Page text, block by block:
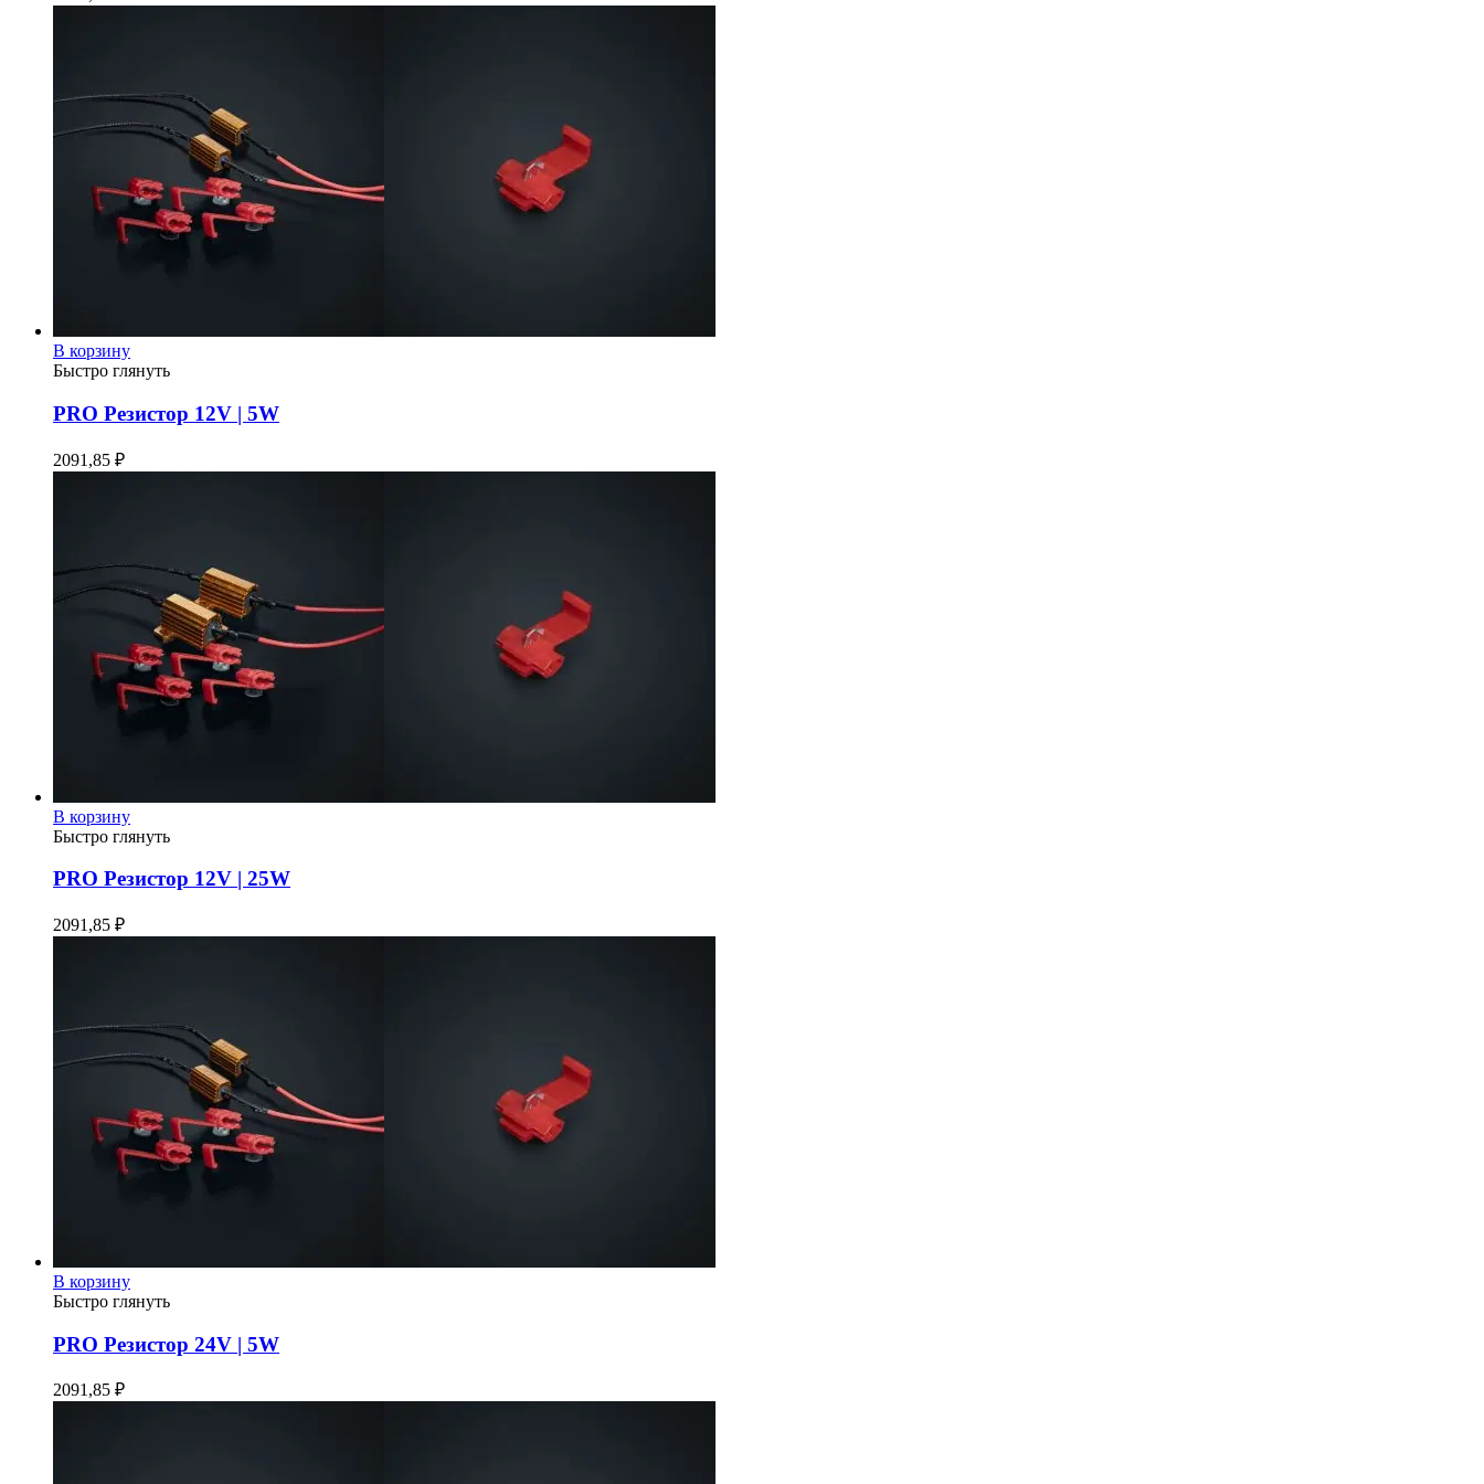
В корзину
Быстро глянуть
PRO Резистор 12V | 5W
2091,85 ₽
В корзину
Быстро глянуть
PRO Резистор 12V | 25W
2091,85 ₽
В корзину
Быстро глянуть
PRO Резистор 24V | 5W
2091,85 ₽